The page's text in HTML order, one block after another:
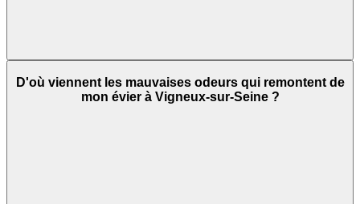
D'où viennent les mauvaises odeurs qui remontent de
mon évier à Vigneux-sur-Seine ?